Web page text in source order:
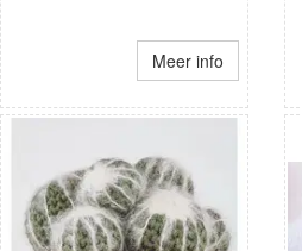
Meer info